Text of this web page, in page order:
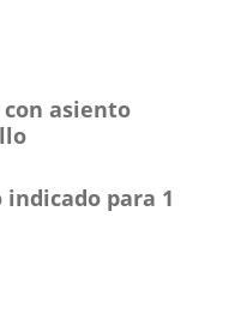
asiento
para 1